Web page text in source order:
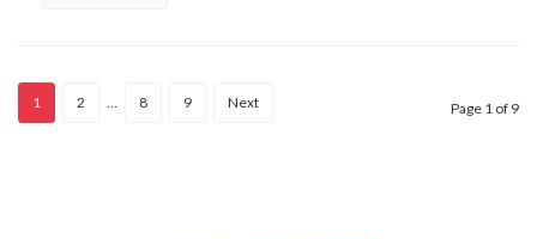
1 2 … 8 9 Next Page 1 of 9